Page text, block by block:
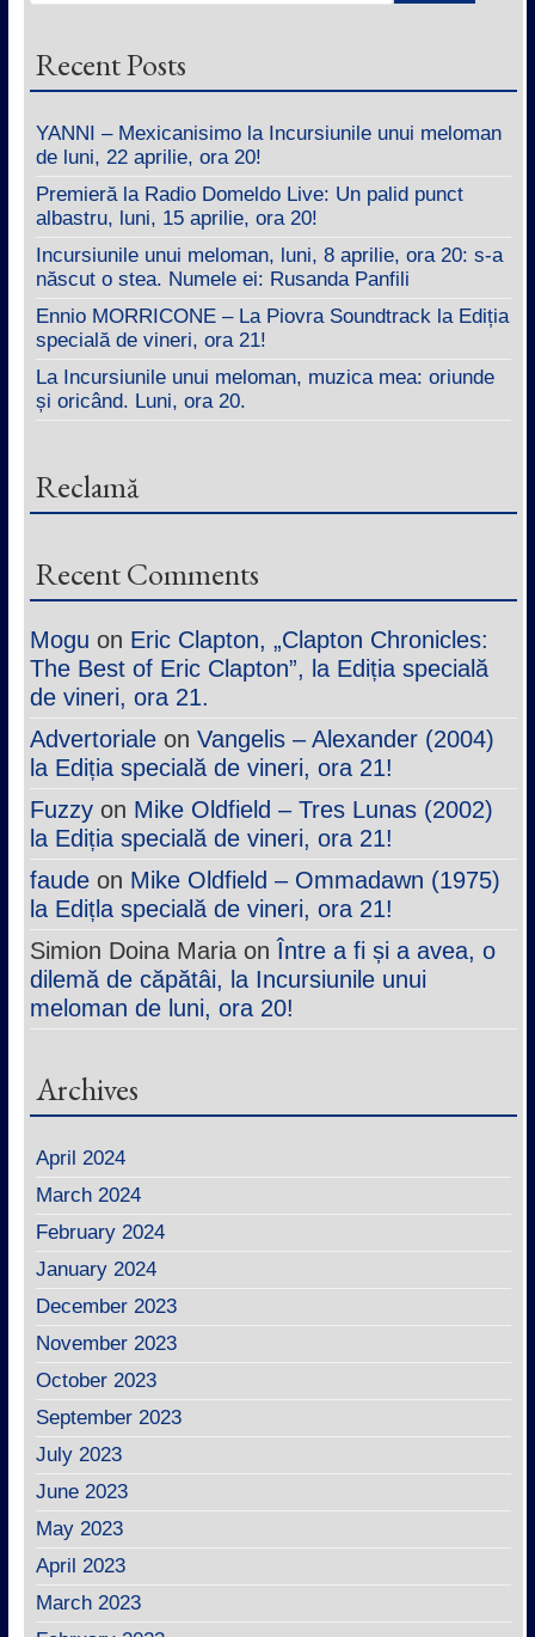
Recent Posts
YANNI – Mexicanisimo la Incursiunile unui meloman
de luni, 22 aprilie, ora 20!
Premieră la Radio Domeldo Live: Un palid punct
albastru, luni, 15 aprilie, ora 20!
Incursiunile unui meloman, luni, 8 aprilie, ora 20: s-a
născut o stea. Numele ei: Rusanda Panfili
Ennio MORRICONE – La Piovra Soundtrack la Ediția
specială de vineri, ora 21!
La Incursiunile unui meloman, muzica mea: oriunde
și oricând. Luni, ora 20.
Reclamă
Recent Comments
Mogu on Eric Clapton, „Clapton Chronicles:
The Best of Eric Clapton”, la Ediția specială
de vineri, ora 21.
Advertorialeon Vangelis – Alexander (2004)
la Ediția specială de vineri, ora 21!
Fuzzyon Mike Oldfield – Tres Lunas (2002)
la Ediția specială de vineri, ora 21!
faudeon Mike Oldfield – Ommadawn (1975)
la Edițla specială de vineri, ora 21!
Simion Doina Mariaon Între a fi și a avea, o
dilemă de căpătâi, la Incursiunile unui
meloman de luni, ora 20!
Archives
April 2024
March 2024
February 2024
January 2024
December 2023
November 2023
October 2023
September 2023
July 2023
June 2023
May 2023
April 2023
March 2023